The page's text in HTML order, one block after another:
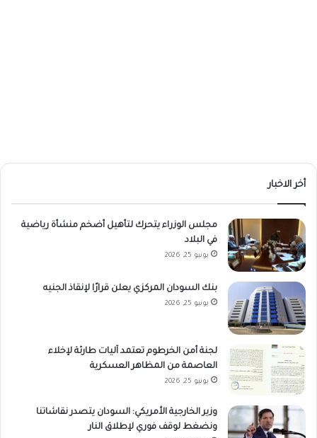
أخر الاخبار
مجلس الوزراء يتحرك لتأهيل أضخم منشأة رياضية
في البلاد
يونيو 25, 2026
بنك السودان المركزي يعلن قرارًا لإنقاذ الجنيه
يونيو 25, 2026
لجنة أمن الخرطوم تعتمد آليات طارئة لإخلاء
العاصمة من المظاهر العسكرية
يونيو 25, 2026
وزير الخارجية الأمريكي: السودان يتصدر نقاشاتنا
ونضغط لوقف فوري لإطلاق النار